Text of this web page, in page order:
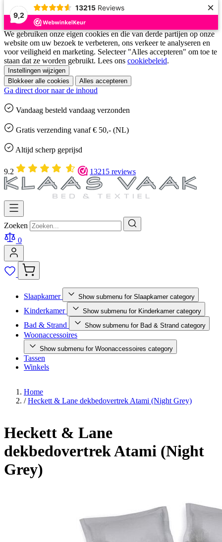
9,2
13215 Reviews ×
We gebruiken onze eigen cookies en die van derde partijen op onze
website om uw bezoek te verbeteren, ons verkeer te analyseren en
voor veiligheid en marketing. Selecteer "Alles accepteren" om toe te
staan dat ze worden gebruikt. Lees ons cookiebeleid.
Instellingen wijzigen
Blokkeer alle cookies
Alles accepteren
Ga direct door naar de inhoud
Vandaag besteld vandaag verzonden
Gratis verzending vanaf € 50,- (NL)
Altijd scherp geprijsd
9.2 13215 reviews
Zoeken
0
Slaapkamer Show submenu for Slaapkamer category
Kinderkamer Show submenu for Kinderkamer category
Bad & Strand Show submenu for Bad & Strand category
Woonaccessoires
Show submenu for Woonaccessoires category
Tassen
Winkels
Home
/ Heckett & Lane dekbedovertrek Atami (Night Grey)
Heckett & Lane
dekbedovertrek Atami (Night
Grey)